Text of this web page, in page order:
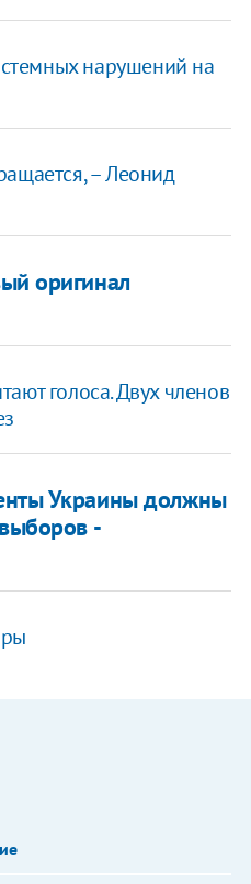
нарушений на
– Леонид
оригинал
голоса. Двух членов
Украины должны
-